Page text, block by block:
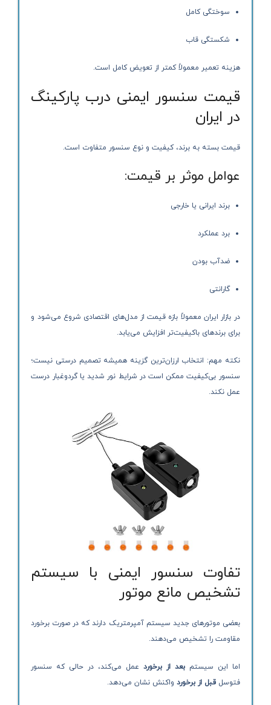
سوختگی کامل
شکستگی قاب
هزینه تعمیر معمولاً کمتر از تعویض کامل است.
قیمت سنسور ایمنی درب پارکینگ
در ایران
قیمت بسته به برند، کیفیت و نوع سنسور متفاوت است.
عوامل موثر بر قیمت:
برند ایرانی یا خارجی
برد عملکرد
ضدآب بودن
گارانتی
در بازار ایران معمولاً بازه قیمت از مدل‌های اقتصادی شروع می‌شود و
برای برندهای باکیفیت‌تر افزایش می‌یابد.
نکته مهم: انتخاب ارزان‌ترین گزینه همیشه تصمیم درستی نیست؛
سنسور بی‌کیفیت ممکن است در شرایط نور شدید یا گردوغبار درست
عمل نکند.
تفاوت سنسور ایمنی با سیستم
تشخیص مانع موتور
بعضی موتورهای جدید سیستم آمپرمتریک دارند که در صورت برخورد
مقاومت را تشخیص می‌دهند.
اما این سیستمبعد از برخورد عمل می‌کند، در حالی که سنسور
فتوسلقبل از برخورد واکنش نشان می‌دهد.